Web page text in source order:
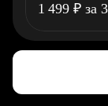
1 499 ₽ за